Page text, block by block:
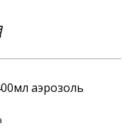
аэрозоль